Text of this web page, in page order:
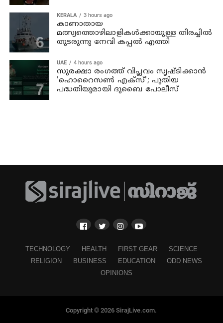
KERALA 3 hours ago
കാണാതായ
മത്സ്യത്തൊഴിലാളികള്‍ക്കായുള്ള തിരച്ചില്‍
തുടരുന്നു നേവി കപ്പല്‍ എത്തി
UAE 4 hours ago
സുരക്ഷാ രംഗത്ത് വിപ്ലവം സൃഷ്ടിക്കാന്‍
'ഹൊറൈസണ്‍ എക്‌സ്'; പുതിയ
പദ്ധതിയുമായി ദുബൈ പോലീസ്
TECHNOLOGY HEALTH FIRST GEAR
SCIENCE
RELIGION
BUSINESS EDUCATION
ODD NEWS
OPINIONS
Copyright © 2026 SirajLive.com.